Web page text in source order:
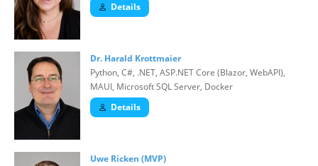
Details
Dr. Harald Krottmaier
Python, C#, .NET, ASP.NET Core (Blazor, WebAPI),
MAUI, Microsoft SQL Server, Docker
Details
Uwe Ricken (MVP)